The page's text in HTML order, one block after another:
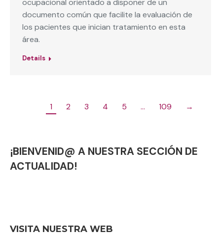
documento común que facilite la evaluación de
los pacientes que inician tratamiento en esta
área.
Details
1 2 3 4 5 … 109 →
¡BIENVENID@ A NUESTRA SECCIÓN DE
ACTUALIDAD!
VISITA NUESTRA WEB